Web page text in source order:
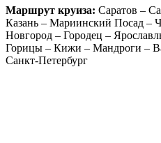
Маршрут круиза: Саратов –
Казань – Мариинский Посад –
Новгород – Городец –
Горицы – Кижи – Мандроги –
Санкт-Петербург